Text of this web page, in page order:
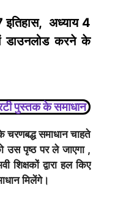
इतिहास, अध्याय 4
डाउनलोड करने के
पुस्तक के समाधान
समाधान चाहते
उस पृष्ठ पर ले जाएगा ,
द्वारा हल किए
मिलेंगे।